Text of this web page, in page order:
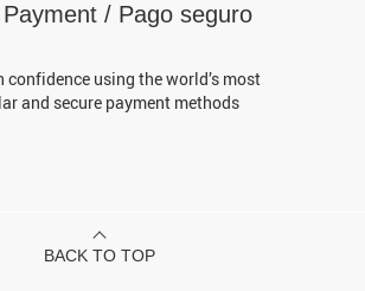
/ Pago seguro
confidence using the world’s most
and secure payment methods
BACK TO TOP